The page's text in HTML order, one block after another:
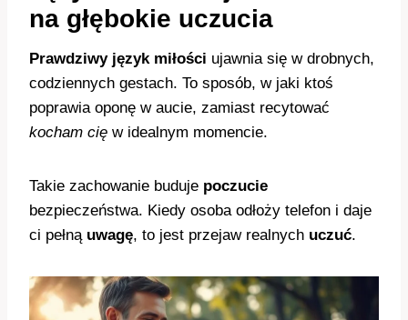
na głębokie uczucia
Prawdziwy język miłości ujawnia się w drobnych,
codziennych gestach. To sposób, w jaki ktoś
poprawia oponę w aucie, zamiast recytować
kocham cię w idealnym momencie.
Takie zachowanie buduje poczucie
bezpieczeństwa. Kiedy osoba odłoży telefon i daje
ci pełną uwagę, to jest przejaw realnych uczuć.